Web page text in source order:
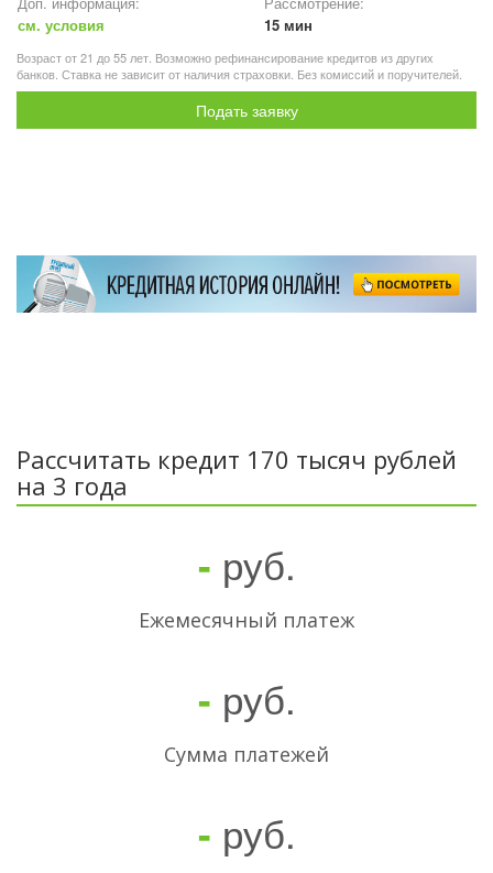
см. условия
15 мин
Возраст от 21 до 55 лет. Возможно рефинансирование кредитов из других
банков. Ставка не зависит от наличия страховки. Без комиссий и поручителей.
Подать заявку
Рассчитать кредит 170 тысяч рублей
на 3 года
- руб.
Ежемесячный платеж
- руб.
Cумма платежей
- руб.